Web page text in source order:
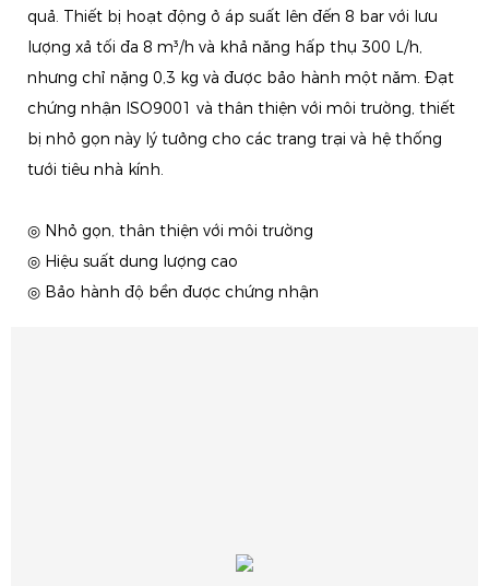
quả. Thiết bị hoạt động ở áp suất lên đến 8 bar với lưu
lượng xả tối đa 8 m³/h và khả năng hấp thụ 300 L/h,
nhưng chỉ nặng 0,3 kg và được bảo hành một năm. Đạt
chứng nhận ISO9001 và thân thiện với môi trường, thiết
bị nhỏ gọn này lý tưởng cho các trang trại và hệ thống
tưới tiêu nhà kính.
◎ Nhỏ gọn, thân thiện với môi trường
◎ Hiệu suất dung lượng cao
◎ Bảo hành độ bền được chứng nhận